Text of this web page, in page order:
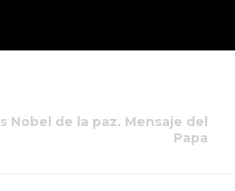
Nobel de la paz. Mensaje del
Papa